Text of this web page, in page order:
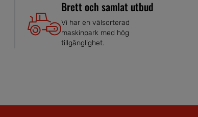
Brett och samlat utbud
Vi har en välsorterad
maskinpark med hög
tillgänglighet.